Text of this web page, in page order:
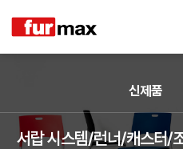
서랍 시스템/런너/캐스터/
신제품